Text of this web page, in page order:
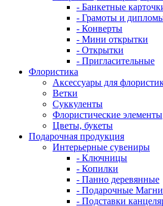
- Банкетные
- Грамоты и
- Конверты
- Мини открытки
- Открытки
- Пригласительные
Флористика
Аксессуары для
Ветки
Суккуленты
Флористические элементы
Цветы, букеты
Подарочная продукция
Интерьерные сувениры
- Ключницы
- Копилки
- Панно деревянные
- Подарочные
- Подставки